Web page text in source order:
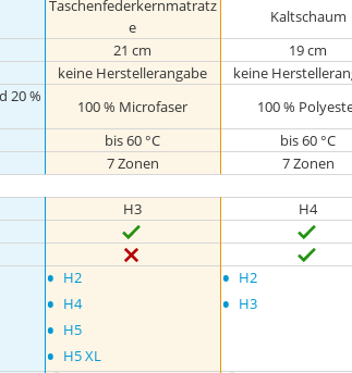
Taschenfederkernmatratz
e
Kaltschaum
21 cm 19 cm
keine Herstellerangabe keine
20 %
100 % Microfaser 100 %
bis 60 °C bis 60 °C
7 Zonen 7 Zonen
H3 H4
• H2
• H4
• H5
• H5 XL
• H2
• H3